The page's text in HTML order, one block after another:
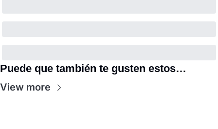
Puede que también te gusten estos…
View more